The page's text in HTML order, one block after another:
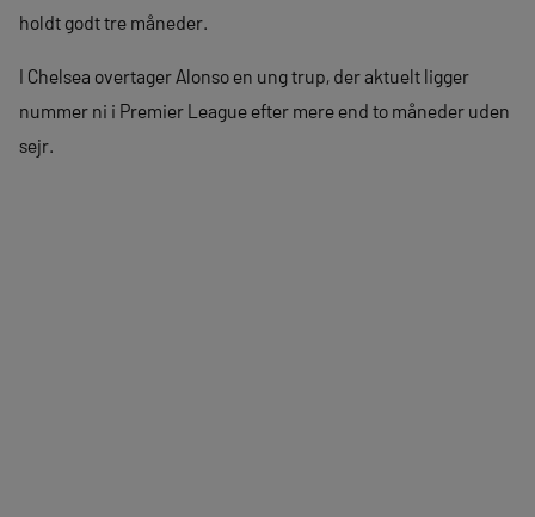
holdt godt tre måneder.
I Chelsea overtager Alonso en ung trup, der aktuelt ligger
nummer ni i Premier League efter mere end to måneder uden
sejr.